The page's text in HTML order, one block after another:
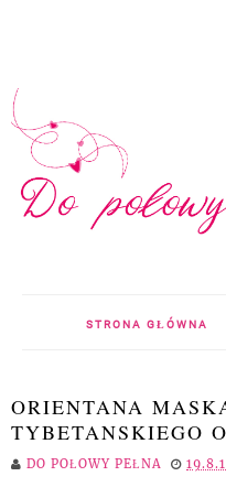
STRONA GŁÓWNA
ORIENTANA
TYBETANSKIEGO
DO POŁOWY PEŁNA